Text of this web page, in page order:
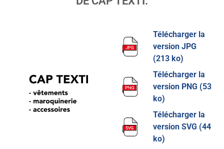
Télécharger la
version JPG
(213 ko)
Télécharger la
version PNG (53
ko)
Télécharger la
version SVG (44
ko)